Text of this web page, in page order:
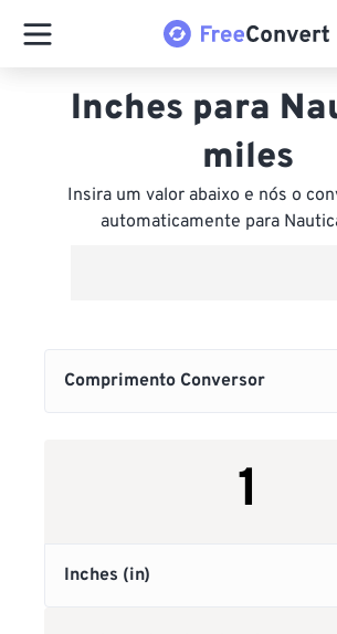
Inches para
miles
Insira um valor abaixo e nós o
automaticamente para